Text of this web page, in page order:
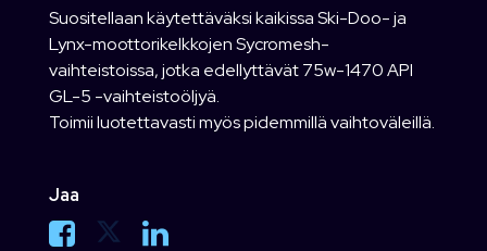
Suositellaan käytettäväksi kaikissa Ski-Doo- ja
Lynx-moottorikelkkojen Sycromesh-
vaihteistoissa, jotka edellyttävät 75w-1470 API
GL-5 -vaihteistoöljyä.
Toimii luotettavasti myös pidemmillä vaihtoväleillä.
Jaa